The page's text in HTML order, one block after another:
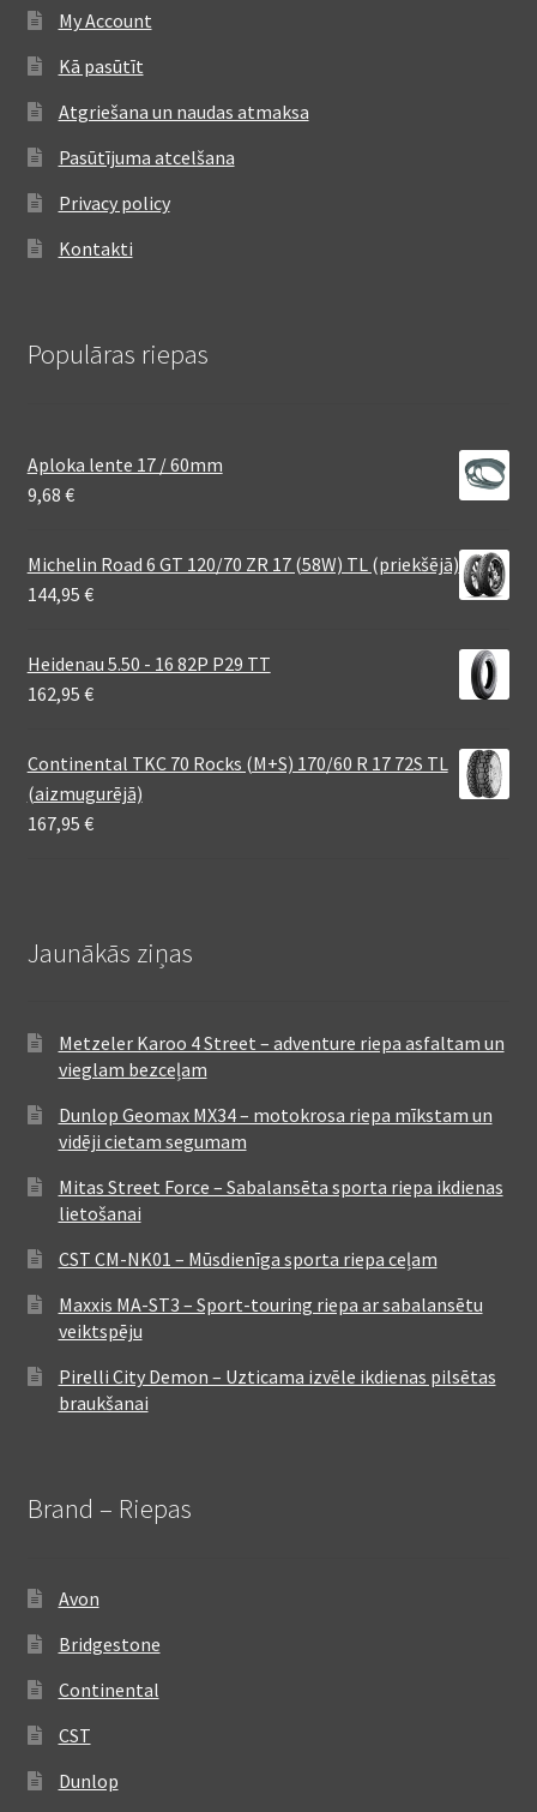
My Account
Kā pasūtīt
Atgriešana un naudas atmaksa
Pasūtījuma atcelšana
Privacy policy
Kontakti
Populāras riepas
Aploka lente 17 / 60mm
9,68 €
Michelin Road 6 GT 120/70 ZR 17 (58W) TL (priekšējā)
144,95 €
Heidenau 5.50 - 16 82P P29 TT
162,95 €
Continental TKC 70 Rocks (M+S) 170/60 R 17 72S TL
(aizmugurējā)
167,95 €
Jaunākās ziņas
Metzeler Karoo 4 Street – adventure riepa asfaltam un
vieglam bezceļam
Dunlop Geomax MX34 – motokrosa riepa mīkstam un
vidēji cietam segumam
Mitas Street Force – Sabalansēta sporta riepa ikdienas
lietošanai
CST CM-NK01 – Mūsdienīga sporta riepa ceļam
Maxxis MA-ST3 – Sport-touring riepa ar sabalansētu
veiktspēju
Pirelli City Demon – Uzticama izvēle ikdienas pilsētas
braukšanai
Brand – Riepas
Avon
Bridgestone
Continental
CST
Dunlop